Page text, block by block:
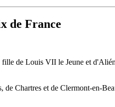
de France
de Louis VII le Jeune et
Chartres et de Clermont-en-